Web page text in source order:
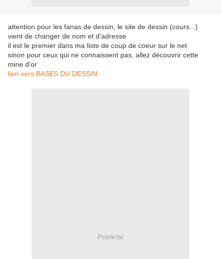
attention pour les fanas de dessin, le site de dessin (cours...)
vient de changer de nom et d'adresse
il est le premier dans ma liste de coup de coeur sur le net
sinon pour ceux qui ne connaissent pas, allez découvrir cette
mine d'or
lien vers BASES DU DESSIN
Publicité